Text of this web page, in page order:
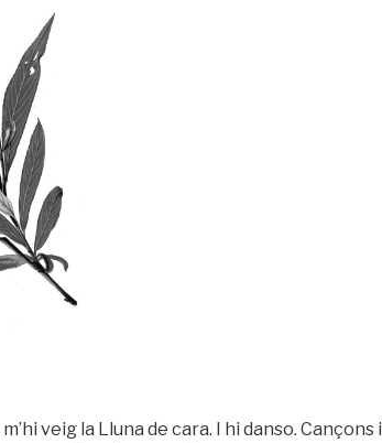
veig la Lluna de cara. I hi danso. Cançons i